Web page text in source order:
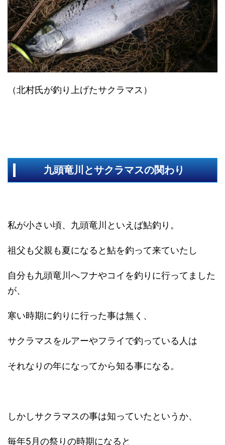
（北村氏が釣り上げたサクラマス）
九頭竜川とサクラマスの関わり
私が小さい頃、九頭竜川といえば鮎釣り。
祖父も父親も夏になると鮎を釣って来ていたし
自分も九頭竜川へフナやコイを釣りに行ってました
が、
寒い時期に釣りに行った事は無く、
サクラマスをルアーやフライで釣っている人は
それなりの年になってから知る事になる。
しかしサクラマスの事は知っていたというか、
毎年5月の祭りの時期になると